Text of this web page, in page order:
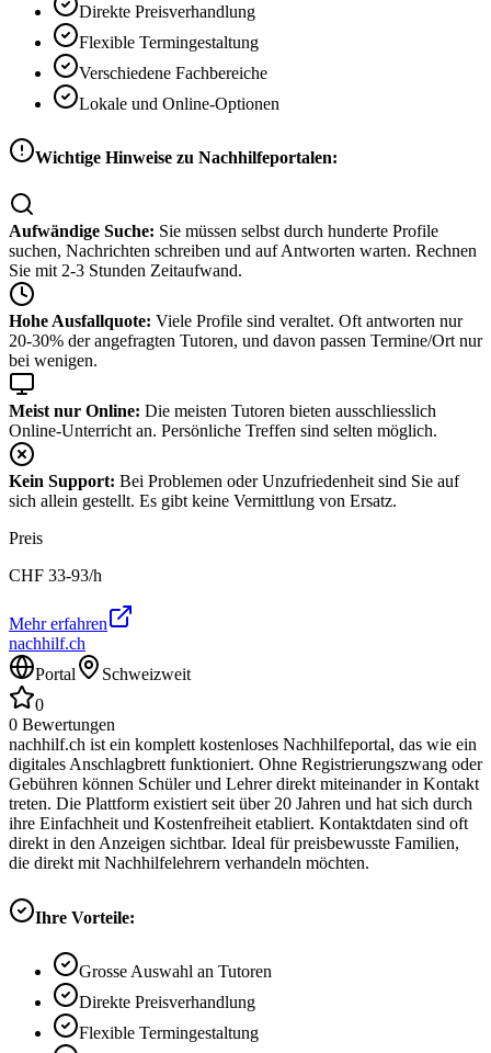
Direkte Preisverhandlung
Flexible Termingestaltung
Verschiedene Fachbereiche
Lokale und Online-Optionen
Wichtige Hinweise zu Nachhilfeportalen:
Aufwändige Suche: Sie müssen selbst durch hunderte Profile
suchen, Nachrichten schreiben und auf Antworten warten. Rechnen
Sie mit 2-3 Stunden Zeitaufwand.
Hohe Ausfallquote: Viele Profile sind veraltet. Oft antworten nur
20-30% der angefragten Tutoren, und davon passen Termine/Ort nur
bei wenigen.
Meist nur Online: Die meisten Tutoren bieten ausschliesslich
Online-Unterricht an. Persönliche Treffen sind selten möglich.
Kein Support: Bei Problemen oder Unzufriedenheit sind Sie auf
sich allein gestellt. Es gibt keine Vermittlung von Ersatz.
Preis
CHF 33-93/h
Mehr erfahren
nachhilf.ch
Portal
Schweizweit
0
0 Bewertungen
nachhilf.ch ist ein komplett kostenloses Nachhilfeportal, das wie ein
digitales Anschlagbrett funktioniert. Ohne Registrierungszwang oder
Gebühren können Schüler und Lehrer direkt miteinander in Kontakt
treten. Die Plattform existiert seit über 20 Jahren und hat sich durch
ihre Einfachheit und Kostenfreiheit etabliert. Kontaktdaten sind oft
direkt in den Anzeigen sichtbar. Ideal für preisbewusste Familien,
die direkt mit Nachhilfelehrern verhandeln möchten.
Ihre Vorteile:
Grosse Auswahl an Tutoren
Direkte Preisverhandlung
Flexible Termingestaltung